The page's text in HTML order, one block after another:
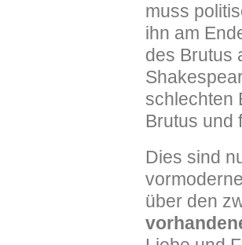
muss
ihn am
des Brutus
schlechten
Brutus und
Dies sind
über den